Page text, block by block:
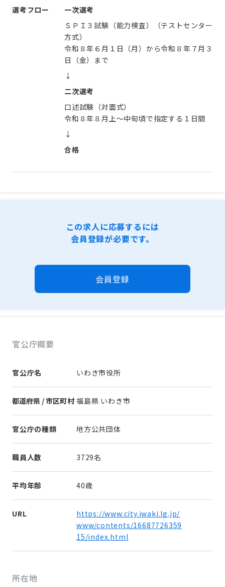
選考フロー
一次選考
ＳＰＩ３試験（能力検査）（テストセンター
方式）
令和８年６月１日（月）から令和８年７月３
日（金）まで
↓
二次選考
口述試験（対面式）
令和８年８月上～中旬頃で指定する１日間
↓
合格
この求人に応募するには
会員登録が必要です。
会員登録
官公庁概要
官公庁名 いわき市役所
都道府県 / 市区町村 福島県 いわき市
官公庁の種類 地方公共団体
職員人数 3729名
平均年齢 40歳
URL
https://www.city.iwaki.lg.jp/
www/contents/16687726359
15/index.html
所在地